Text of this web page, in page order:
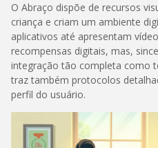
O Abraço dispõe de recursos
criança e criam um ambiente
aplicativos até apresentam
recompensas digitais, mas,
integração tão completa como
traz também protocolos
perfil do usuário.